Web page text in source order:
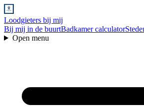
Loodgieters bij mij
Bij mij in de buurtBadkamer calculator
Open menu